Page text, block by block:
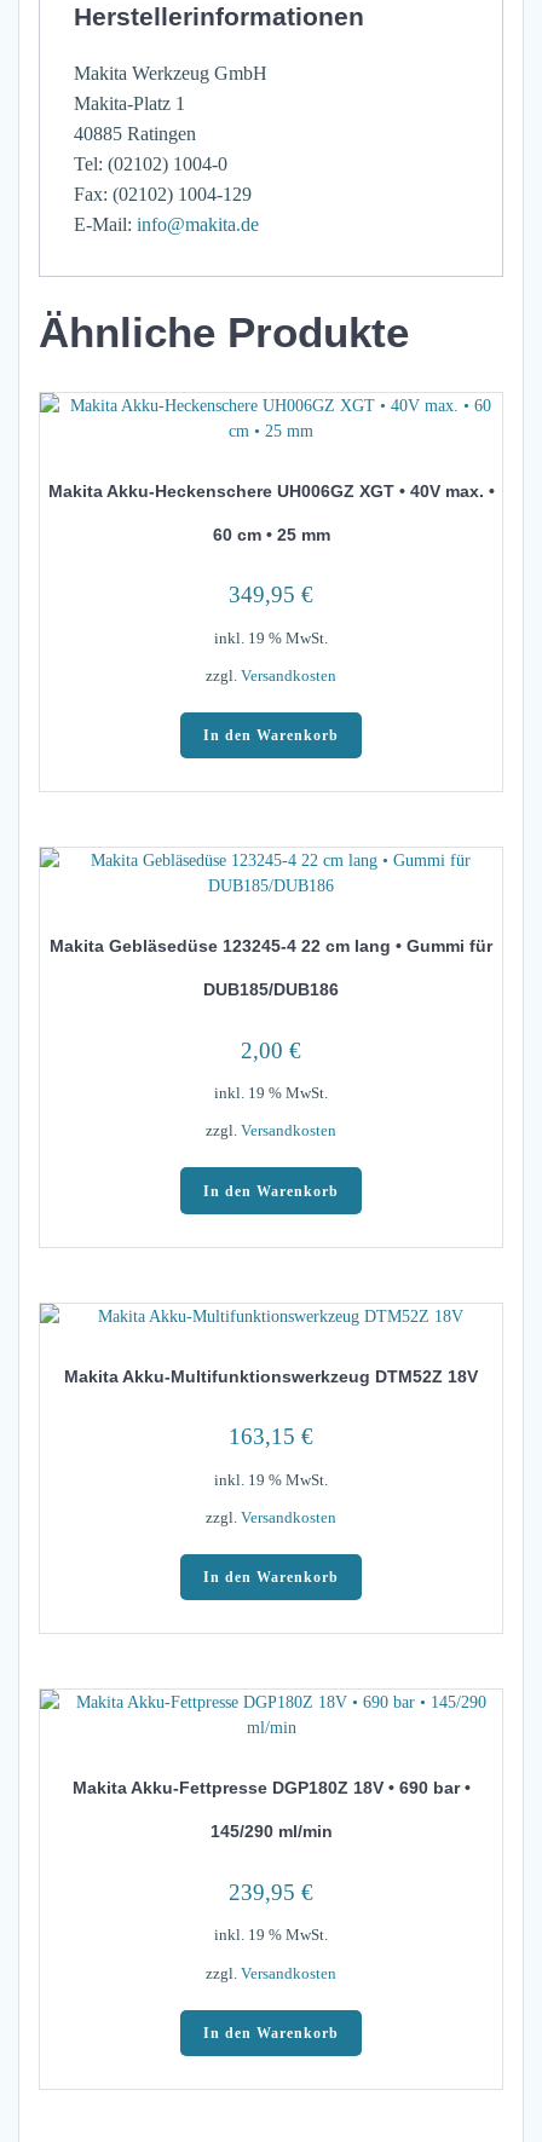
Herstellerinformationen
Makita Werkzeug GmbH
Makita-Platz 1
40885 Ratingen
Tel: (02102) 1004-0
Fax: (02102) 1004-129
E-Mail: info@makita.de
Ähnliche Produkte
Makita Akku-Heckenschere UH006GZ XGT • 40V max. •
60 cm • 25 mm
349,95 €
inkl. 19 % MwSt.
zzgl. Versandkosten
In den Warenkorb
Makita Gebläsedüse 123245-4 22 cm lang • Gummi für
DUB185/DUB186
2,00 €
inkl. 19 % MwSt.
zzgl. Versandkosten
In den Warenkorb
Makita Akku-Multifunktionswerkzeug DTM52Z 18V
163,15 €
inkl. 19 % MwSt.
zzgl. Versandkosten
In den Warenkorb
Makita Akku-Fettpresse DGP180Z 18V • 690 bar •
145/290 ml/min
239,95 €
inkl. 19 % MwSt.
zzgl. Versandkosten
In den Warenkorb